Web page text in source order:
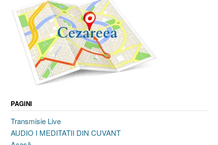
PAGINI
Transmisie Live
AUDIO I MEDITATII DIN CUVANT